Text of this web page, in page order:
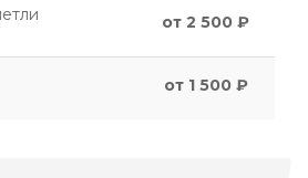
от 2 500 ₽
от 1 500 ₽